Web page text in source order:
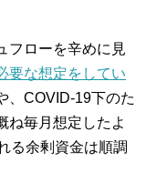
フローを辛めに見
要な想定をしてい
、COVID-19下のた
ね毎月想定したよ
る余剰資金は順調